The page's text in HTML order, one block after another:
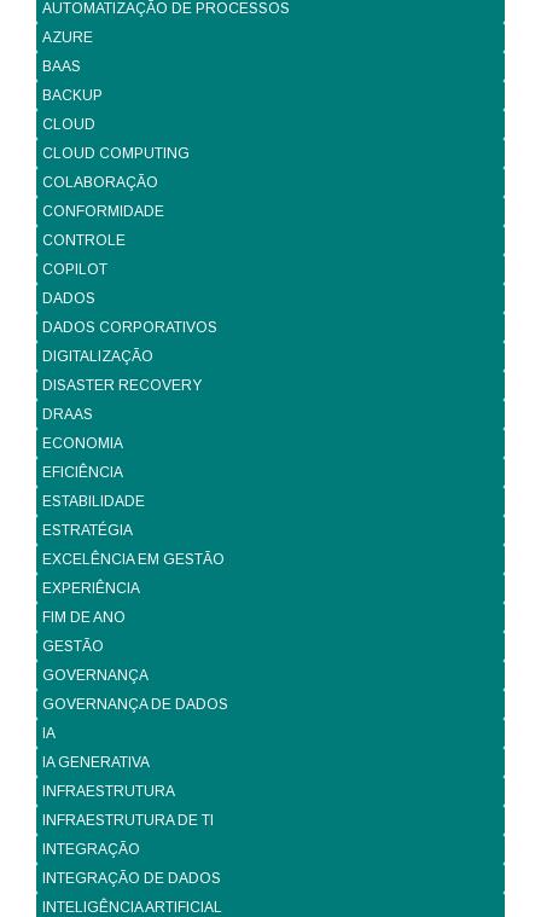
AUTOMATIZAÇÃO DE PROCESSOS
AZURE
BAAS
BACKUP
CLOUD
CLOUD COMPUTING
COLABORAÇÃO
CONFORMIDADE
CONTROLE
COPILOT
DADOS
DADOS CORPORATIVOS
DIGITALIZAÇÃO
DISASTER RECOVERY
DRAAS
ECONOMIA
EFICIÊNCIA
ESTABILIDADE
ESTRATÉGIA
EXCELÊNCIA EM GESTÃO
EXPERIÊNCIA
FIM DE ANO
GESTÃO
GOVERNANÇA
GOVERNANÇA DE DADOS
IA
IA GENERATIVA
INFRAESTRUTURA
INFRAESTRUTURA DE TI
INTEGRAÇÃO
INTEGRAÇÃO DE DADOS
INTELIGÊNCIA ARTIFICIAL